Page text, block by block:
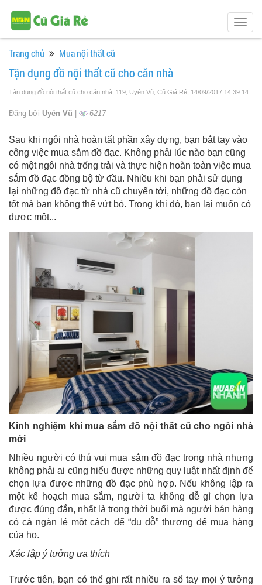
Trang chủ Mua nội thất cũ
Tận dụng đồ nội thất cũ cho căn nhà
Tận dụng đồ nội thất cũ cho căn nhà, 119, Uyên Vũ, Cũ Giá Rẻ , 14/09/2017 14:39:14
Đăng bởi Uyên Vũ | 6217
Sau khi ngôi nhà hoàn tất phần xây dựng, bạn bắt tay vào
công việc mua sắm đồ đạc. Không phải lúc nào bạn cũng
có một ngôi nhà trống trải và thực hiện hoàn toàn việc mua
sắm đồ đạc đồng bộ từ đầu. Nhiều khi bạn phải sử dụng
lại những đồ đạc từ nhà cũ chuyển tới, những đồ đạc còn
tốt mà bạn không thể vứt bỏ. Trong khi đó, bạn lại muốn có
được một...
Kinh nghiệm khi mua sắm đồ nội thất cũ cho ngôi nhà
mới
Nhiều người có thú vui mua sắm đồ đạc trong nhà nhưng
không phải ai cũng hiểu được những quy luật nhất định để
chọn lựa được những đồ đạc phù hợp. Nếu không lập ra
một kế hoạch mua sắm, người ta không dễ gì chọn lựa
được đúng đắn, nhất là trong thời buổi mà người bán hàng
có cả ngàn lẻ một cách để “dụ dỗ” thượng đế mua hàng
của họ.
Xác lập ý tưởng ưa thích
Trước tiên, bạn có thể ghi rất nhiều ra sổ tay mọi ý tưởng